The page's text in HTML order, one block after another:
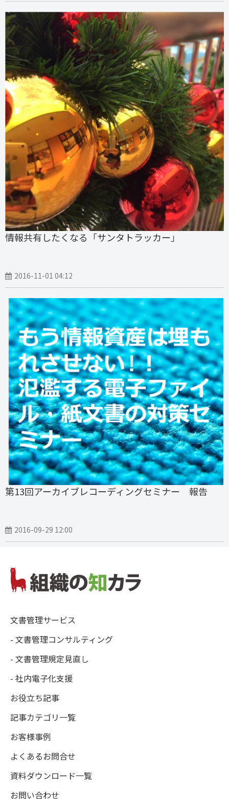
情報共有したくなる「サンタトラッカー」
2016-11-01 04:12
第13回アーカイブレコーディングセミナー 報告
2016-09-29 12:00
文書管理サービス
- 文書管理コンサルティング
- 文書管理規定見直し
- 社内電子化支援
お役立ち記事
記事カテゴリ一覧
お客様事例
よくあるお問合せ
資料ダウンロード一覧
お問い合わせ